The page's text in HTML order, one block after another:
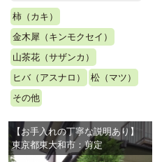
柿（カキ）
金木犀（キンモクセイ）
山茶花（サザンカ）
ヒバ（アスナロ）
松（マツ）
その他
【お手入れの丁寧な説明あり】
東京都東大和市：剪定